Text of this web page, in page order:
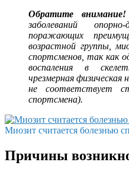
Обратите внимание!
заболеваний
поражающих
возрастной группы,
спортсменов, так как
воспаления в
чрезмерная физическая
не соответствует
спортсмена).
Миозит считается болезнью
Причины